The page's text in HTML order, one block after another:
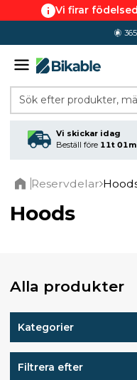
Vi firar
Sök efter produkter,
Vi skickar idag
Beställ före 11t
Reservdelar
Hoods
Alla produkter
Kategorier
Filtrera efter